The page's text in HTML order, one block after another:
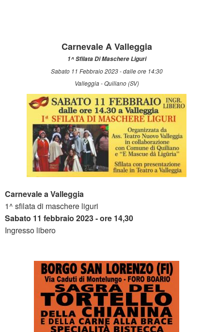
Carnevale A Valleggia
1^ Sfilata Di Maschere Liguri
Sabato 11 Febbraio 2023 - dalle ore 14:30
Valleggia - Quiliano (SV)
Carnevale a Valleggia
1^ sfilata di maschere liguri
Sabato 11 febbraio 2023 - ore 14,30
Ingresso libero